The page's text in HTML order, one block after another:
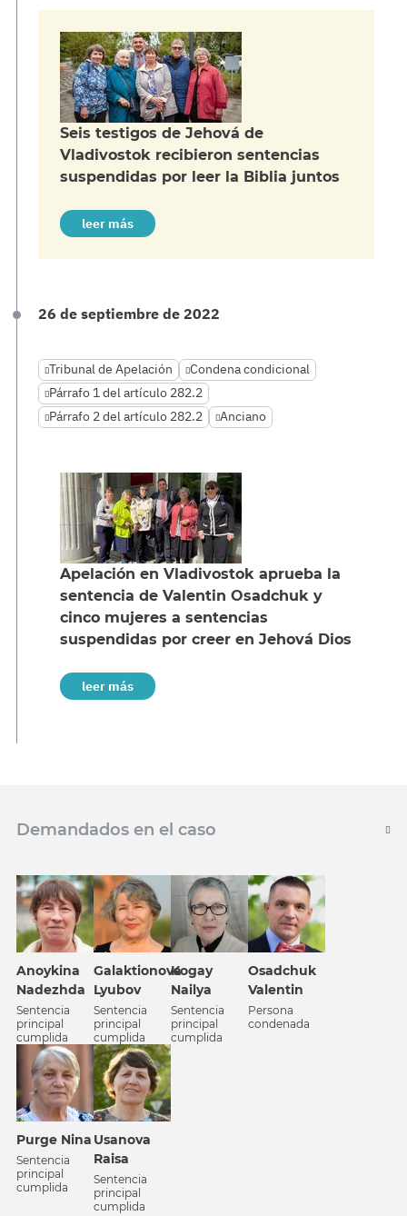
Seis testigos de Jehová de
Vladivostok recibieron sentencias
suspendidas por leer la Biblia juntos
leer más
26 de septiembre de 2022
Tribunal de Apelación
Condena condicional
Párrafo 1 del artículo 282.2
Párrafo 2 del artículo 282.2
Anciano
Apelación en Vladivostok aprueba la
sentencia de Valentin Osadchuk y
cinco mujeres a sentencias
suspendidas por creer en Jehová Dios
leer más
Demandados en el caso
Anoykina
Nadezhda
Sentencia
principal
cumplida
Galaktionova
Lyubov
Sentencia
principal
cumplida
Kogay
Nailya
Sentencia
principal
cumplida
Osadchuk
Valentin
Persona
condenada
Purge Nina
Sentencia
principal
cumplida
Usanova
Raisa
Sentencia
principal
cumplida